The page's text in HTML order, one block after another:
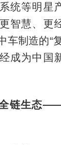
统等明星
智慧、更
车制造的“
成为中国
链生态